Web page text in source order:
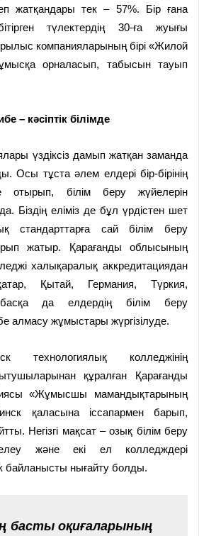
жатқандары тек – 57%. Бір ғана
түлектердің 30-ға жуығы
компанияларының бірі «Жилой
орналасып, табысын тауып
– кәсіптік білімде
үздіксіз дамып жатқан заманда
Осы тұста әлем елдері бір-бірінің
отырып, білім беру жүйелерін
Біздің еліміз де бұл үрдістен шет
стандарттарға сай білім беру
жатыр. Қарағанды облысының
халықаралық аккредитациядан
Қытай, Германия, Түркия,
да елдердің білім беру
алмасу жұмыстары жүргізілуде.
технологиялық колледжінің
құралған Қарағанды
«Жұмысшы мамандықтарының
қаласына іссапармен барып,
Негізгі мақсат – озық білім беру
және екі ел колледждері
байланысты нығайту болды.
басты оқиғаларының